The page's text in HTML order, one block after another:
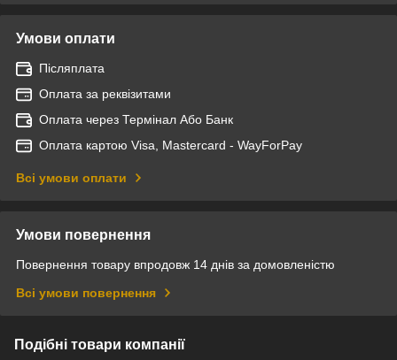
Умови оплати
Післяплата
Оплата за реквізитами
Оплата через Термінал Або Банк
Оплата картою Visa, Mastercard - WayForPay
Всі умови оплати
Умови повернення
Повернення товару впродовж 14 днів за домовленістю
Всі умови повернення
Подібні товари компанії